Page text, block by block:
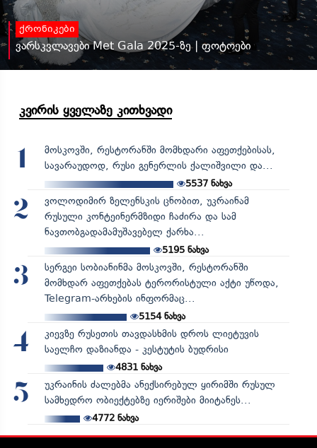
ქრონიკები
ვარსკვლავები Met Gala 2025-ზე | ფოტოები
კვირის ყველაზე კითხვადი
1
მოსკოვში, რესტორანში მომხდარი აფეთქებისას,
სავარაუდოდ, რუსი გენერლის ქალიშვილი და...
5537 ნახვა
2
ვოლოდიმირ ზელენსკის ცნობით, უკრაინამ
რუსული კონტეინერმზიდი ჩაძირა და სამ
ნავთობგადამამუშავებელ ქარხა...
5195ნახვა
3
სერგეი სობიანინმა მოსკოვში, რესტორანში
მომხდარ აფეთქებას ტერორისტული აქტი უწოდა,
Telegram-არხების ინფორმაც...
5154ნახვა
4
კიევზე რუსეთის თავდასხმის დროს ლიეტუვის
საელჩო დაზიანდა - კესტუტის ბუდრისი
4831ნახვა
5
უკრაინის ძალებმა ანექსირებულ ყირიმში რუსულ
სამხედრო ობიექტებზე იერიშები მიიტანეს...
4772ნახვა